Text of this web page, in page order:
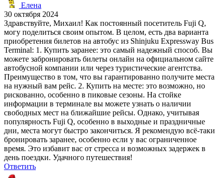
Елена
30 октября 2024
Здравствуйте, Михаил! Как постоянный посетитель Fuji Q,
могу поделиться своим опытом. В целом, есть два варианта
приобретения билетов на автобус из Shinjuku Expressway Bus
Terminal: 1. Купить заранее: это самый надежный способ. Вы
можете забронировать билеты онлайн на официальном сайте
автобусной компании или через туристические агентства.
Преимущество в том, что вы гарантированно получите места
на нужный вам рейс. 2. Купить на месте: это возможно, но
рискованно, особенно в пиковые сезоны. На стойке
информации в терминале вы можете узнать о наличии
свободных мест на ближайшие рейсы. Однако, учитывая
популярность Fuji Q, особенно в выходные и праздничные
дни, места могут быстро закончиться. Я рекомендую всё-таки
бронировать заранее, особенно если у вас ограниченное
время. Это избавит вас от стресса и возможных задержек в
день поездки. Удачного путешествия!
Ответить